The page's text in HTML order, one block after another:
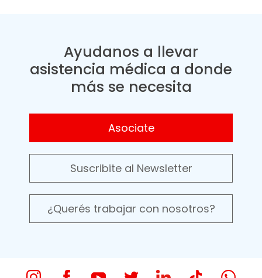
Ayudanos a llevar
asistencia médica a donde
más se necesita
Asociate
Suscribite al Newsletter
¿Querés trabajar con nosotros?